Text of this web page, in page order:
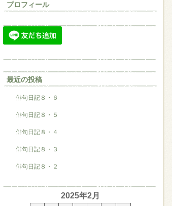
プロフィール
最近の投稿
俳句日記８・６
俳句日記８・５
俳句日記８・４
俳句日記８・３
俳句日記８・２
2025年2月